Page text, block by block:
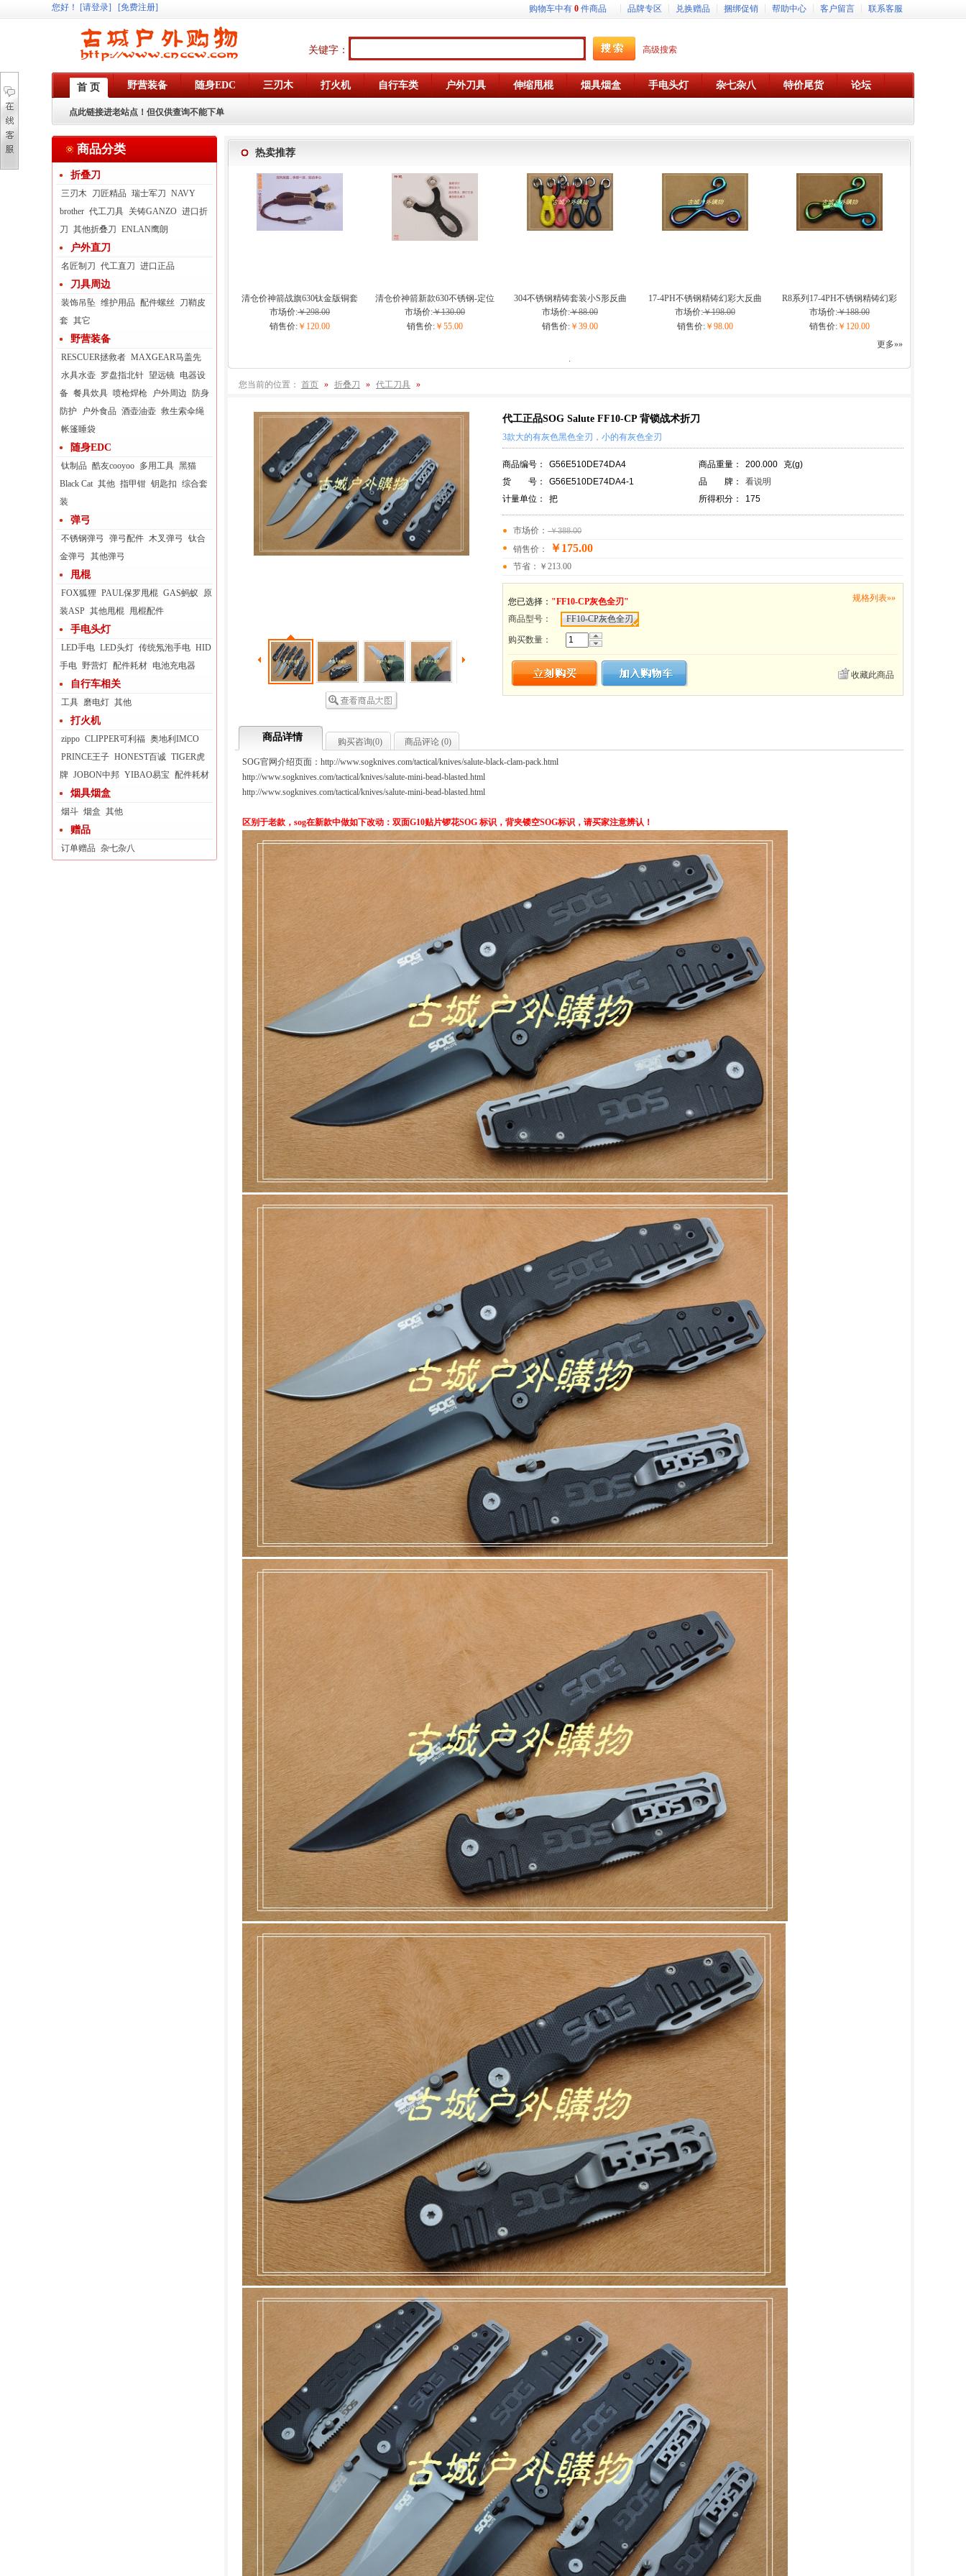
您好 ！ [请登录] [免费注册] 购物车中有 0 件商品 品牌专区 兑换赠品 捆绑促销 帮助中心 客户留言 联系客服
关键字： 高级搜索
首 页 野营装备 随身EDC 三刃木 打火机 自行车类 户外刀具 伸缩甩棍 烟具烟盒 手电头灯 杂七杂八 特价尾货 论坛
点此链接进老站点！但仅供查询不能下单
商品分类
折叠刀
三刃木 刀匠精品 瑞士军刀 NAVY
brother 代工刀具 关铸GANZO 进口折
刀 其他折叠刀 ENLAN鹰朗
户外直刀
名匠制刀 代工直刀 进口正品
刀具周边
装饰吊坠 维护用品 配件螺丝
刀鞘皮
套 其它
野营装备
RESCUER拯救者 MAXGEAR马盖先
水具水壶 罗盘指北针 望远镜 电器设
备 餐具炊具 喷枪焊枪 户外周边
防身
防护
户外食品 酒壶油壶 救生索伞绳
帐篷睡袋
随身EDC
钛制品 酷友cooyoo 多用工具 黑猫
Black Cat 其他 指甲钳 钥匙扣 综合套
装
弹弓
不锈钢弹弓 弹弓配件 木叉弹弓
钛合
金弹弓
其他弹弓
甩棍
FOX狐狸 PAUL保罗甩棍 GAS蚂蚁
原
装ASP 其他甩棍 甩棍配件
手电头灯
LED手电 LED头灯 传统氖泡手电 HID
手电 野营灯 配件耗材 电池充电器
自行车相关
工具 磨电灯 其他
打火机
zippo CLIPPER可利福 奥地利IMCO
PRINCE王子 HONEST百诚 TIGER虎
牌 JOBON中邦 YIBAO易宝 配件耗材
烟具烟盒
烟斗 烟盒 其他
赠品
订单赠品 杂七杂八
热卖推荐
清仓价神箭战旗630钛金版铜套
弓眼反曲球卡六股弹弓
市场价:￥298.00
销售价: ￥120.00
清仓价神箭新款630不锈钢-定位
槽玲珑弹弓
市场价:￥130.00
销售价: ￥55.00
304不锈钢精铸套装小S形反曲
弹弓
市场价:￥88.00
销售价: ￥39.00
17-4PH不锈钢精铸幻彩大反曲
弹弓
市场价:￥198.00
销售价:￥98.00
R8系列17-4PH不锈钢精铸幻彩
弹弓
市场价:￥188.00
销售价:￥120.00
更多»»
.
您当前的位置： 首页 » 折叠刀 » 代工刀具 »
代工正品SOG Salute FF10-CP 背锁战术折刀
3款大的有灰色黑色全刃，小的有灰色全刃
商品编号： G56E510DE74DA4 商品重量： 200.000 克(g)
货 号：
G56E510DE74DA4-1 品 牌：
看说明
计量单位：
把 所得积分： 175
市场价： ￥388.00
销售价： ￥175.00
节省：￥213.00
您已选择： "FF10-CP灰色全刃" 规格列表»»
商品型号 ： FF10-CP灰色全刃
购买数量：
收藏此商品
商品详情 购买咨询(0) 商品评论 (0)
SOG官网介绍页面： http://www.sogknives.com/tactical/knives/salute-black-clam-pack.html
http://www.sogknives.com/tactical/knives/salute-mini-bead-blasted.html
http://www.sogknives.com/tactical/knives/salute-mini-bead-blasted.html
区别于老款，sog在新款中做如下改动：双面G10贴片锣花SOG 标识，背夹镂空SOG标识，请买家注意辨认！